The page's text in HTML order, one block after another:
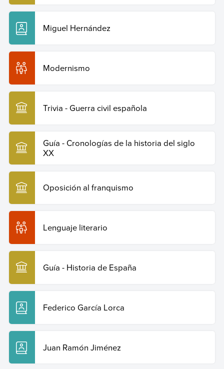
Miguel Hernández
Modernismo
Trivia - Guerra civil española
Guía - Cronologías de la historia del siglo
XX
Oposición al franquismo
Lenguaje literario
Guía - Historia de España
Federico García Lorca
Juan Ramón Jiménez